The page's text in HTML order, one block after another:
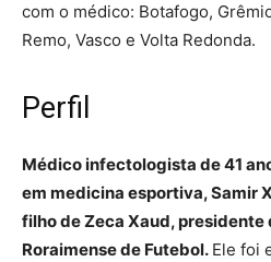
com o médico: Botafogo,
Remo, Vasco e Volta Redonda.
Perfil
Médico infectologista de 41
em medicina esportiva, Samir
filho de Zeca Xaud, presidente
Roraimense de Futebol. Ele foi